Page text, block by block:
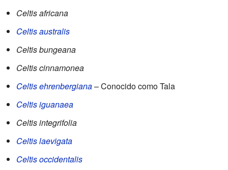
Celtis africana
Celtis australis
Celtis bungeana
Celtis cinnamonea
Celtis ehrenbergiana– Conocido como Tala
Celtis iguanaea
Celtis integrifolia
Celtis laevigata
Celtis occidentalis